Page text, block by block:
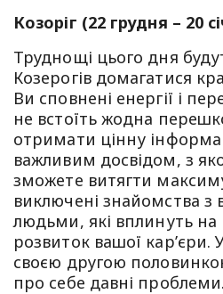
Козоріг (22 грудня – 20
Труднощі цього дня
Козерогів домагатися
Ви сповнені енергії і
не встоїть жодна
отримати цінну
важливим досвідом, з
зможете витягти
виключені знайомства з
людьми, які вплинуть
розвиток вашої кар’єри.
своєю другою
про себе давні